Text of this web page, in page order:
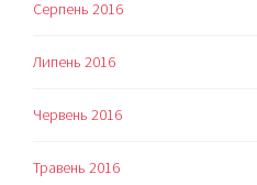
Серпень 2016
Липень 2016
Червень 2016
Травень 2016